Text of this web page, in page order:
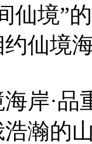
仙境”的
仙境
岸·品
瀚的